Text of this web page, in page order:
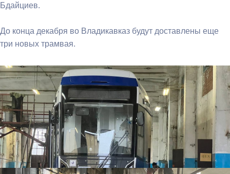
Бдайциев.
До конца декабря во Владикавказ будут доставлены еще
три новых трамвая.